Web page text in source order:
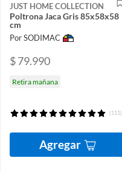
JUST HOME COLLECTION
Poltrona Jaca Gris 85x58x58
cm
Por SODIMAC
$ 79.990
Retira mañana
(111)
Agregar